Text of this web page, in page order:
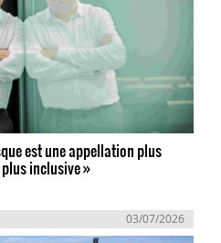
est une appellation plus
inclusive »
03/07/2026